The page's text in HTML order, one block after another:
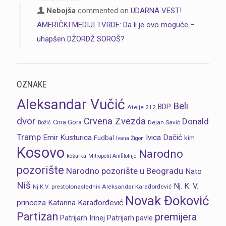
Nebojša commented on UDARNA VEST!
AMERIČKI MEDIJI TVRDE: Da li je ovo moguće –
uhapšen DŽORDŽ SOROŠ?
OZNAKE
Aleksandar Vučić Atelje 212 BDP Beli
dvor Božić Crna Gora Crvena Zvezda Dejan Savić Donald
Tramp Emir Kusturica Fudbal Ivana Žigon Ivica Dačić kim
Kosovo košarka Mitropolit Amfilohije
Narodno
pozorište Narodno pozorište u Beogradu Nato
Niš Nj.K.V. prestolonaslednik Aleksandar Karađorđević Nj. K. V.
princeza Katarina Karađorđević Novak Đoković
Partizan Patrijarh Irinej Patrijarh pavle premijera